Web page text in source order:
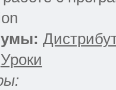
Уроки